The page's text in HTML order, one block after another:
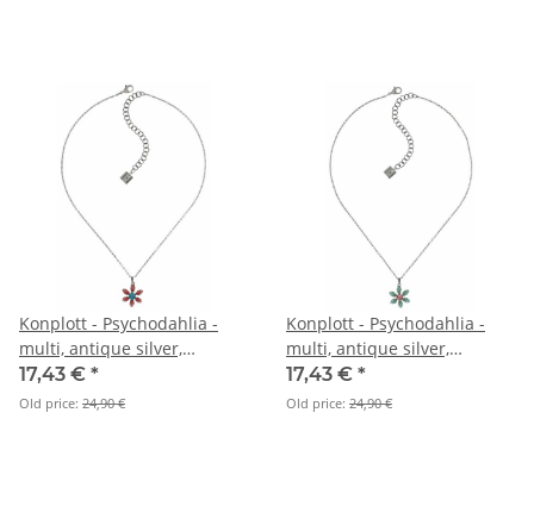
Konplott - Psychodahlia -
multi, antique silver,
necklace pendant
17,43 € *
Old price: 24,90 €
Konplott - Psychodahlia -
multi, antique silver,
necklace pendant
17,43 € *
Old price: 24,90 €